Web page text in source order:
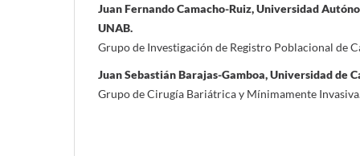
Juan Fernando Camacho-Ruiz, Universidad
UNAB.
Grupo de Investigación de Registro Poblacional de
Juan Sebastián Barajas-Gamboa, Universidad de
Grupo de Cirugía Bariátrica y Mínimamente